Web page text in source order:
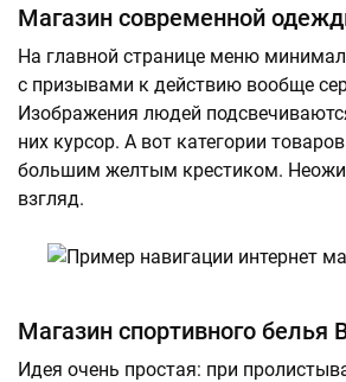
Магазин современной
На главной странице меню
с призывами к действию вообще
Изображения людей
них курсор. А вот категории
большим желтым крестиком.
взгляд.
Магазин спортивного белья
Идея очень простая: при